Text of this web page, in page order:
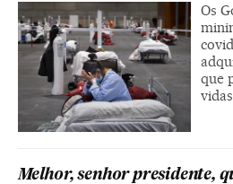
Os
que
Melhor, senhor presidente,